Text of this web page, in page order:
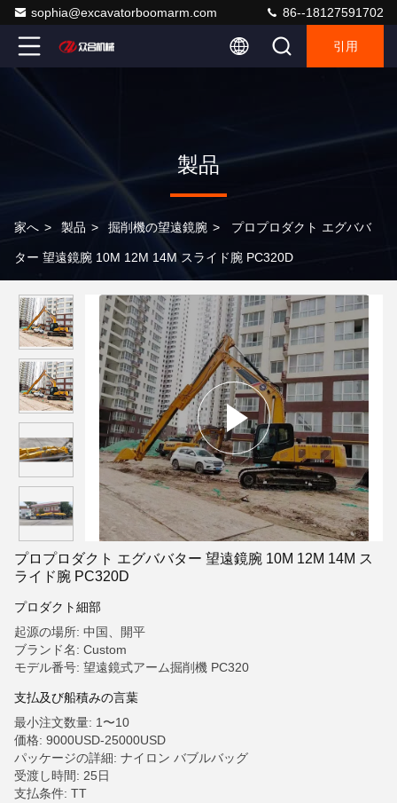
sophia@excavatorboomarm.com 86--18127591702
引用
製品
家へ > 製品 > 掘削機の望遠鏡腕 > プロプロダクト エグババ
ター 望遠鏡腕 10M 12M 14M スライド腕 PC320D
プロプロダクト エグババター 望遠鏡腕 10M 12M 14M ス
ライド腕 PC320D
プロダクト細部
起源の場所: 中国、開平
ブランド名: Custom
モデル番号: 望遠鏡式アーム掘削機 PC320
支払及び船積みの言葉
最小注文数量: 1〜10
価格: 9000USD-25000USD
パッケージの詳細: ナイロン バブルバッグ
受渡し時間: 25日
支払条件: TT